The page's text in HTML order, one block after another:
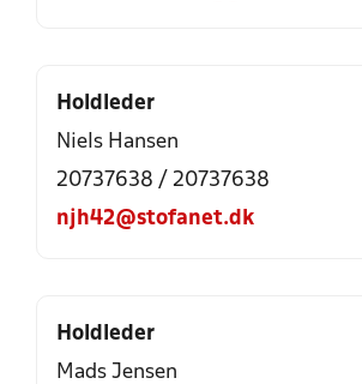
Holdleder
Niels Hansen
20737638 / 20737638
njh42@stofanet.dk
Holdleder
Mads Jensen